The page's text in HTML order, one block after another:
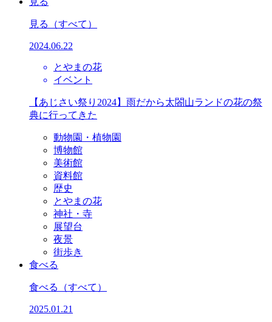
見る （すべて）
2024.06.22
とやまの花
イベント
【あじさい祭り2024】雨だから太閤山ランドの花の祭
典に行ってきた
動物園・植物園
博物館
美術館
資料館
歴史
とやまの花
神社・寺
展望台
夜景
街歩き
食べる
食べる （すべて）
2025.01.21